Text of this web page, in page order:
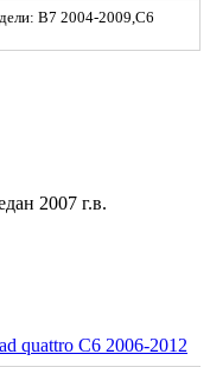
B7 2004-2009,C6
2007 г.в.
quattro C6 2006-2012